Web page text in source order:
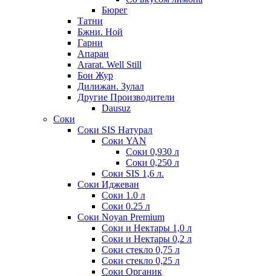
Бюрег
Татни
Бжни. Ной
Гарни
Апаран
Ararat. Well Still
Бон Жур
Дилижан. Зулал
Другие Производители
Dausuz
Соки
Соки SIS Натурал
Соки YAN
Соки 0,930 л
Соки 0,250 л
Соки SIS 1,6 л.
Соки Иджеван
Соки 1.0 л
Соки 0.25 л
Соки Noyan Premium
Соки и Нектары 1,0 л
Соки и Нектары 0,2 л
Соки стекло 0,75 л
Соки стекло 0,25 л
Соки Органик